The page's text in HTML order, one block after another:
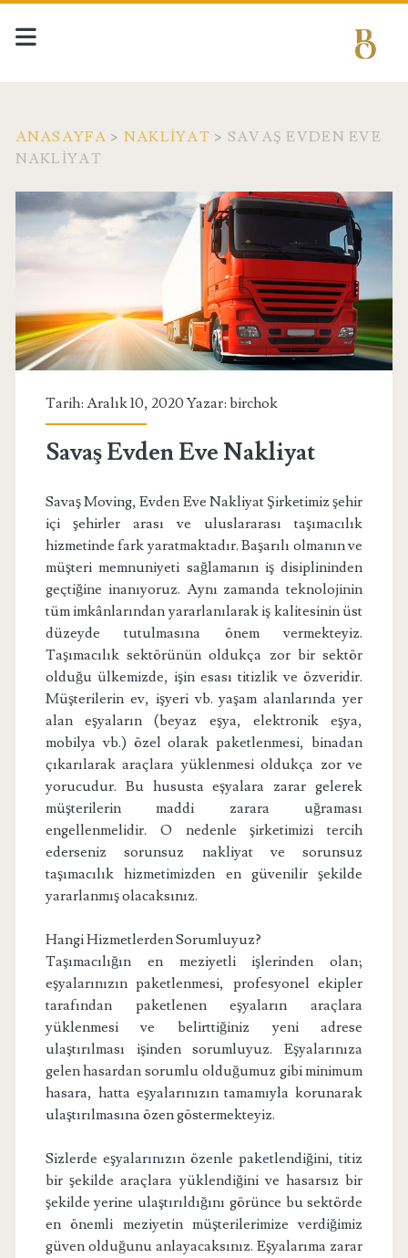
ANASAYFA > NAKLIYAT > SAVAŞ EVDEN EVE
NAKLIYAT
Tarih: Aralık 10, 2020 Yazar: birchok
Savaş Evden Eve Nakliyat
Savaş Moving, Evden Eve Nakliyat Şirketimiz şehir
içi şehirler arası ve uluslararası taşımacılık
hizmetinde fark yaratmaktadır. Başarılı olmanın ve
müşteri memnuniyeti sağlamanın iş disiplininden
geçtiğine inanıyoruz. Aynı zamanda teknolojinin
tüm imkânlarından yararlanılarak iş kalitesinin üst
düzeyde tutulmasına önem vermekteyiz.
Taşımacılık sektörünün oldukça zor bir sektör
olduğu ülkemizde, işin esası titizlik ve özveridir.
Müşterilerin ev, işyeri vb. yaşam alanlarında yer
alan eşyaların (beyaz eşya, elektronik eşya,
mobilya vb.) özel olarak paketlenmesi, binadan
çıkarılarak araçlara yüklenmesi oldukça zor ve
yorucudur. Bu hususta eşyalara zarar gelerek
müşterilerin maddi zarara uğraması
engellenmelidir. O nedenle şirketimizi tercih
ederseniz sorunsuz nakliyat ve sorunsuz
taşımacılık hizmetimizden en güvenilir şekilde
yararlanmış olacaksınız.
Hangi Hizmetlerden Sorumluyuz?
Taşımacılığın en meziyetli işlerinden olan;
eşyalarınızın paketlenmesi, profesyonel ekipler
tarafından paketlenen eşyaların araçlara
yüklenmesi ve belirttiğiniz yeni adrese
ulaştırılması işinden sorumluyuz. Eşyalarınıza
gelen hasardan sorumlu olduğumuz gibi minimum
hasara, hatta eşyalarınızın tamamıyla korunarak
ulaştırılmasına özen göstermekteyiz.
Sizlerde eşyalarınızın özenle paketlendiğini, titiz
bir şekilde araçlara yüklendiğini ve hasarsız bir
şekilde yerine ulaştırıldığını görünce bu sektörde
en önemli meziyetin müşterilerimize verdiğimiz
güven olduğunu anlayacaksınız. Eşyalarıma zarar